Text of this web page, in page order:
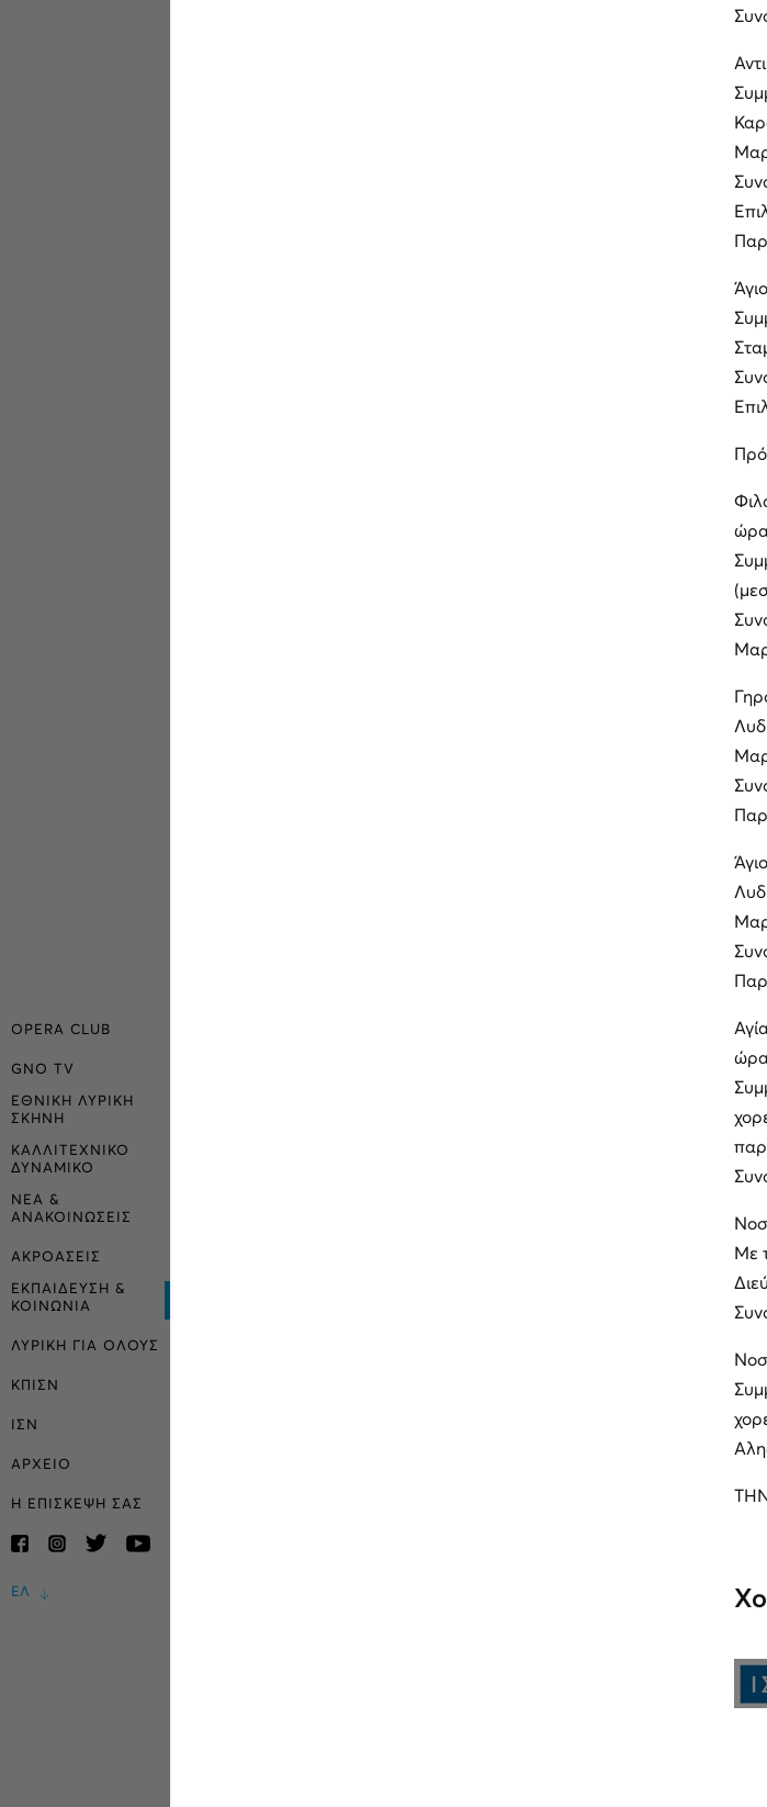
OPERA CLUB
GNO TV
ΕΘΝΙΚΗ ΛΥΡΙΚΗ
ΣΚΗΝΗ
ΚΑΛΛΙΤΕΧΝΙΚΟ
ΔΥΝΑΜΙΚΟ
ΝΕΑ &
ΑΝΑΚΟΙΝΩΣΕΙΣ
ΑΚΡΟΑΣΕΙΣ
ΕΚΠΑΙΔΕΥΣΗ &
ΚΟΙΝΩΝΙΑ
ΛΥΡΙΚΗ ΓΙΑ ΟΛΟΥΣ
ΚΠΙΣΝ
ΙΣΝ
ΑΡΧΕΙΟ
Η ΕΠΙΣΚΕΨΗ ΣΑΣ
ΕΛ
Με